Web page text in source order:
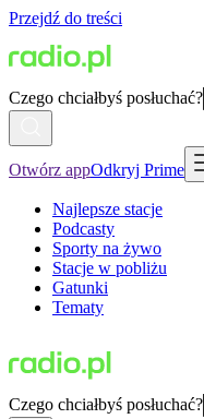
Przejdź do treści
Czego chciałbyś posłuchać?
Otwórz appOdkryj Prime
Najlepsze stacje
Podcasty
Sporty na żywo
Stacje w pobliżu
Gatunki
Tematy
Czego chciałbyś posłuchać?